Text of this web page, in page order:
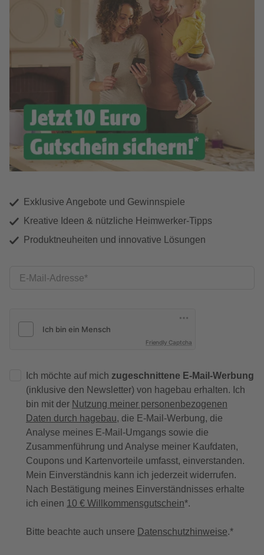
Exklusive Angebote und Gewinnspiele
Kreative Ideen & nützliche Heimwerker-Tipps
Produktneuheiten und innovative Lösungen
E-Mail-Adresse
Friendly Captcha
Ich möchte auf mich zugeschnittene E-Mail-Werbung
(inklusive den Newsletter) von hagebau erhalten. Ich
bin mit der Nutzung meiner personenbezogenen
Daten durch hagebau, die E-Mail-Werbung, die
Analyse meines E-Mail-Umgangs sowie die
Zusammenführung und Analyse meiner Kaufdaten,
Coupons und Kartenvorteile umfasst, einverstanden.
Mein Einverständnis kann ich jederzeit widerrufen.
Nach Bestätigung meines Einverständnisses erhalte
ich einen 10 € Willkommensgutschein*.
Bitte beachte auch unsere Datenschutzhinweise.